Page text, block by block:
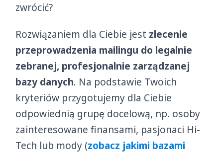
zwrócić?
Rozwiązaniem dla Ciebie jest zlecenie
przeprowadzenia mailingu do legalnie
zebranej, profesjonalnie zarządzanej
bazy danych. Na podstawie Twoich
kryteriów przygotujemy dla Ciebie
odpowiednią grupę docelową, np. osoby
zainteresowane finansami, pasjonaci Hi-
Tech lub mody (zobacz jakimi bazami